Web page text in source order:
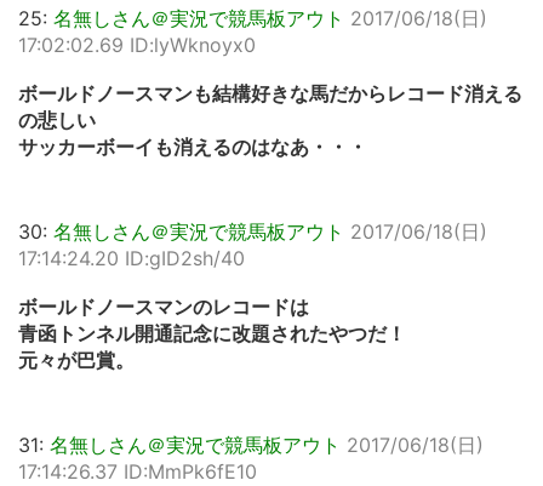
25: 名無しさん＠実況で競馬板アウト 2017/06/18(日)
17:02:02.69 ID:lyWknoyx0
ボールドノースマンも結構好きな馬だからレコード消える
の悲しい
サッカーボーイも消えるのはなあ・・・
30: 名無しさん＠実況で競馬板アウト 2017/06/18(日)
17:14:24.20 ID:gID2sh/40
ボールドノースマンのレコードは
青函トンネル開通記念に改題されたやつだ！
元々が巴賞。
31: 名無しさん＠実況で競馬板アウト 2017/06/18(日)
17:14:26.37 ID:MmPk6fE10